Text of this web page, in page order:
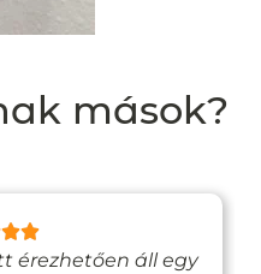
mások?
érezhetően áll egy